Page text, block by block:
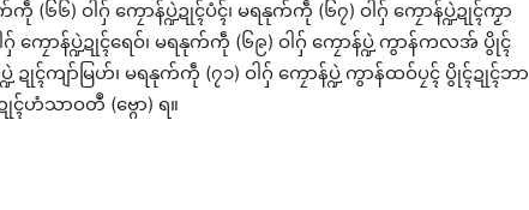
၆) ဝါဂှ် ကၠောန်ပ္ဍဲဍုၚ်ပံၚ်၊ မရနုက်ကဵု (၆၇) ဝါဂှ် ကၠောန်ပ္ဍဲဍုၚ်ကၟာ
ောန်ပ္ဍဲဍုၚ်ရေဝ်၊ မရနုက်ကဵု (၆၉) ဝါဂှ် ကၠောန်ပ္ဍဲ ကွာန်ကလအ် ပွိုၚ်
ဍဲ ဍုၚ်ကျာ်မြဟ်၊ မရနုက်ကဵု (၇၁) ဝါဂှ် ကၠောန်ပ္ဍဲ ကွာန်ထဝ်ပၠၚ် ပွိုၚ်ဍုၚ်ဘာ
ၚ်ဟံသာဝတဳ (ဗ္ဂော) ရ။